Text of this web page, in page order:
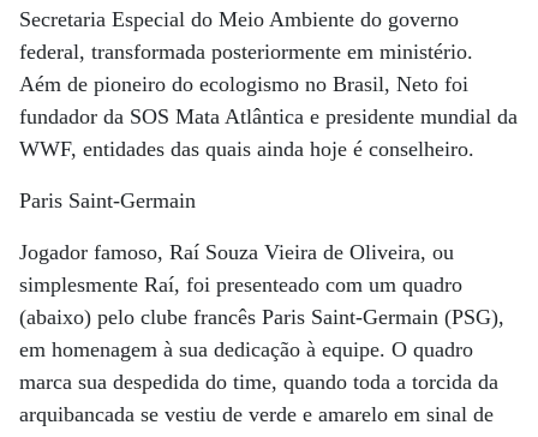
Secretaria Especial do Meio Ambiente do governo
federal, transformada posteriormente em ministério.
Aém de pioneiro do ecologismo no Brasil, Neto foi
fundador da SOS Mata Atlântica e presidente mundial da
WWF, entidades das quais ainda hoje é conselheiro.
Paris Saint-Germain
Jogador famoso, Raí Souza Vieira de Oliveira, ou
simplesmente Raí, foi presenteado com um quadro
(abaixo) pelo clube francês Paris Saint-Germain (PSG),
em homenagem à sua dedicação à equipe. O quadro
marca sua despedida do time, quando toda a torcida da
arquibancada se vestiu de verde e amarelo em sinal de